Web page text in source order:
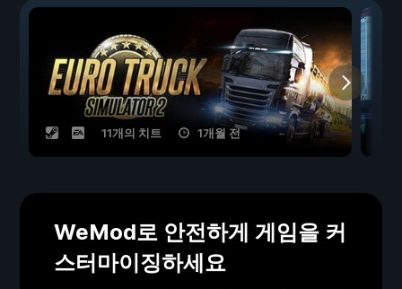
11개의 치트 1개월 전
WeMod로 안전하게 게임을 커
스터마이징하세요